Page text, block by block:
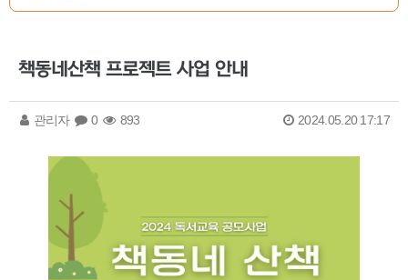
책동네산책 프로젝트 사업 안내
관리자 0 893 2024.05.20 17:17